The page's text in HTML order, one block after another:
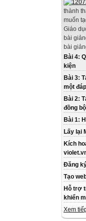
thành
muốn
Giáo
bài
bài
Bài 4:
kiện
Bài 3:
một
Bài 2:
đồng
Bài 1:
Lấy lại
Kích
Đăng
Tạo
Hỗ trợ
khiển
Xem